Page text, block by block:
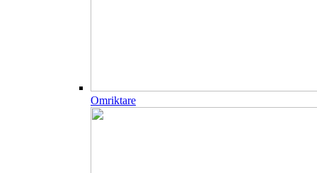
Omriktare